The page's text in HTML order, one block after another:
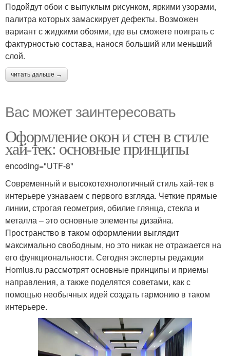
Подойдут обои с выпуклым рисунком, яркими узорами,
палитра которых замаскирует дефекты. Возможен
вариант с жидкими обоями, где вы сможете поиграть с
фактурностью состава, нанося больший или меньший
слой.
читать дальше →
Вас может заинтересовать
Оформление окон и стен в стиле
хай-тек: основные принципы
encoding="UTF-8"
Современный и высокотехнологичный стиль хай-тек в
интерьере узнаваем с первого взгляда. Четкие прямые
линии, строгая геометрия, обилие глянца, стекла и
металла – это основные элементы дизайна.
Пространство в таком оформлении выглядит
максимально свободным, но это никак не отражается на
его функциональности. Сегодня эксперты редакции
Homius.ru рассмотрят основные принципы и приемы
направления, а также поделятся советами, как с
помощью необычных идей создать гармонию в таком
интерьере.